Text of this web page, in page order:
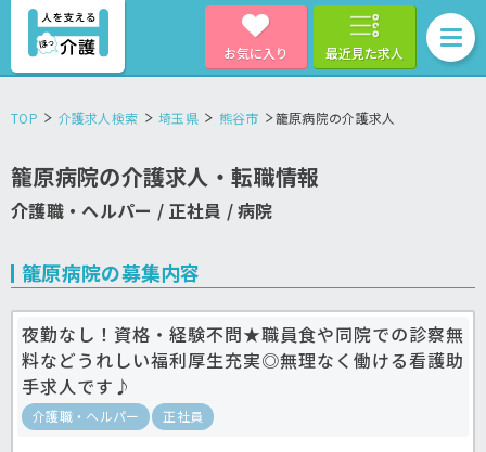
お気に入り 最近見た求人
TOP 介護求人検索 埼玉県 熊谷市 籠原病院の介護求人
籠原病院の介護求人・転職情報
介護職・ヘルパー / 正社員 / 病院
籠原病院の募集内容
夜勤なし！資格・経験不問★職員食や同院での診察無
料などうれしい福利厚生充実◎無理なく働ける看護助
手求人です♪
介護職・ヘルパー 正社員